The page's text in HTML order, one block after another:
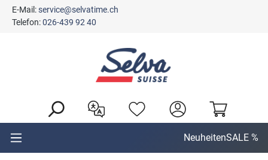
springen
E-Mail:service@selvatime.ch
Telefon:026-439 92 40
NeuheitenSALE %